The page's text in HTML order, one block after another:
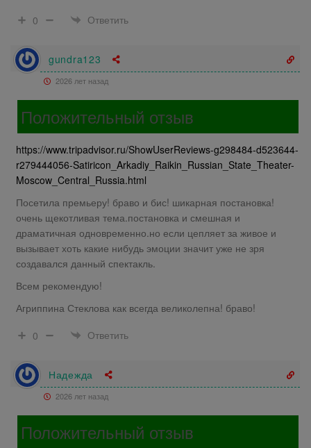
0
Ответить
gundra123
2026 лет назад
Положительный отзыв
https://www.tripadvisor.ru/ShowUserReviews-g298484-d523644-
r279444056-Satiricon_Arkadiy_Raikin_Russian_State_Theater-
Moscow_Central_Russia.html
Посетила премьеру! браво и бис! шикарная постановка!
очень щекотливая тема.постановка и смешная и
драматичная одновременно.но если цепляет за живое и
вызывает хоть какие нибудь эмоции значит уже не зря
создавался данный спектакль.
Всем рекомендую!
Агриппина Стеклова как всегда великолепна! браво!
0
Ответить
Надежда
2026 лет назад
Положительный отзыв